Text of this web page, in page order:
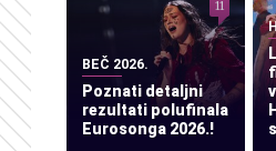
BEČ 2026.
Poznati detaljni
rezultati polufinala
Eurosonga 2026.!
11